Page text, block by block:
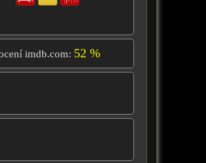
imdb.com: 52 %